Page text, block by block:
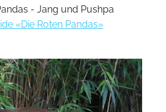
- Jang und Pushpa
«Die Roten Pandas»